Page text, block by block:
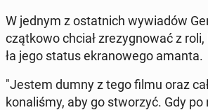
W jednym z ostat­nich wy­wia­dów
cząt­ko­wo chciał zre­zy­gno­wać z
ła jego status ekra­no­we­go amanta.
"Jestem dumny z tego filmu oraz
ko­na­li­śmy, aby go stwo­rzyć. Gdy